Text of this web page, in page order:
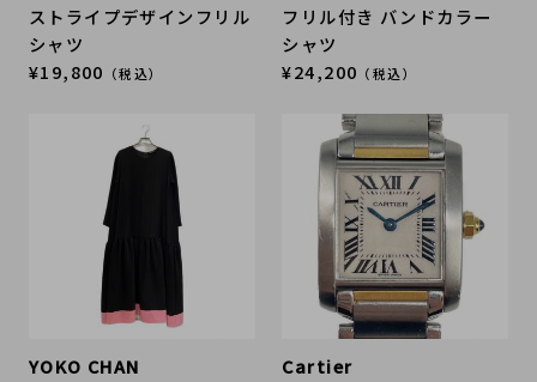
ストライプデザインフリル
シャツ
¥19,800 （税込）
フリル付き バンドカラー
シャツ
¥24,200 （税込）
YOKO CHAN
Cartier